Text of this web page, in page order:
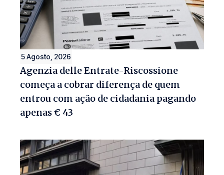
5 Agosto, 2026
Agenzia delle Entrate-Riscossione
começa a cobrar diferença de quem
entrou com ação de cidadania pagando
apenas € 43